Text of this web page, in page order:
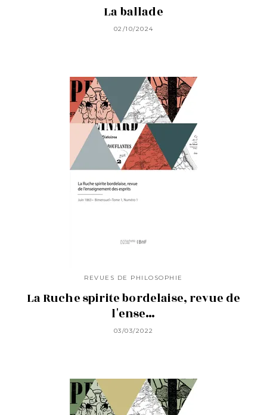
La ballade
02/10/2024
REVUES DE PHILOSOPHIE
La Ruche spirite bordelaise, revue de
l'ense…
03/03/2022